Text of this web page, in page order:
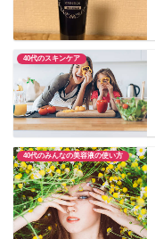
40代のスキンケア
40代のみんなの美容液の使い方